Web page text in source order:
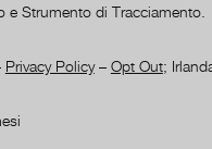
e Strumento di Tracciamento.
Privacy Policy– Opt Out;